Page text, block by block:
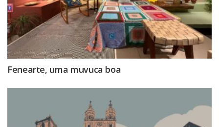
Fenearte, uma muvuca boa